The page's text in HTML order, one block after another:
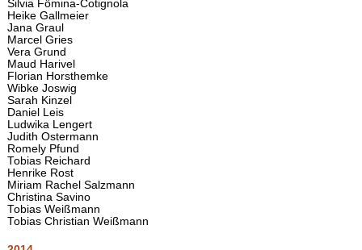
Silvia Fômina-Cotignola
Heike Gallmeier
Jana Graul
Marcel Gries
Vera Grund
Maud Harivel
Florian Horsthemke
Wibke Joswig
Sarah Kinzel
Daniel Leis
Ludwika Lengert
Judith Ostermann
Romely Pfund
Tobias Reichard
Henrike Rost
Miriam Rachel Salzmann
Christina Savino
Tobias Weißmann
Tobias Christian Weißmann